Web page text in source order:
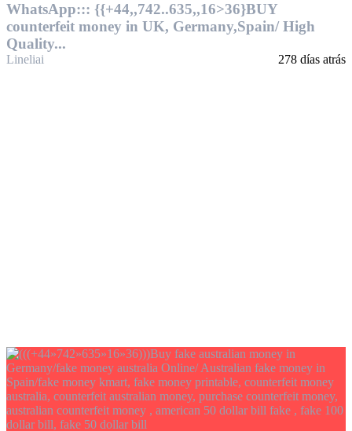
WhatsApp::: {{+44,,742..635,,16>36}BUY
counterfeit money in UK, Germany,Spain/ High
Quality...
Lineliai 278 días atrás